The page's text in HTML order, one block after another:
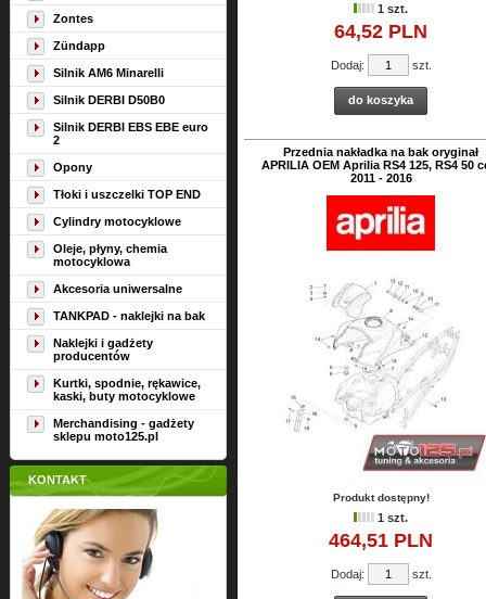
Zontes
Zündapp
Silnik AM6 Minarelli
Silnik DERBI D50B0
Silnik DERBI EBS EBE euro
2
Opony
Tłoki i uszczelki TOP END
Cylindry motocyklowe
Oleje, płyny, chemia
motocyklowa
Akcesoria uniwersalne
TANKPAD - naklejki na bak
Naklejki i gadżety
producentów
Kurtki, spodnie, rękawice,
kaski, buty motocyklowe
Merchandising - gadżety
sklepu moto125.pl
KONTAKT
1 szt.
64,52 PLN
Dodaj: szt.
do koszyka
Przednia nakładka na bak oryginał
APRILIA OEM Aprilia RS4 125, RS4 50
2011 - 2016
Produkt dostępny!
1 szt.
464,51 PLN
Dodaj: szt.